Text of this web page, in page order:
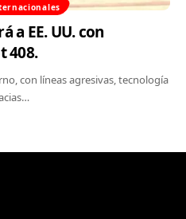
a EE. UU. con
408.
con líneas agresivas, tecnología